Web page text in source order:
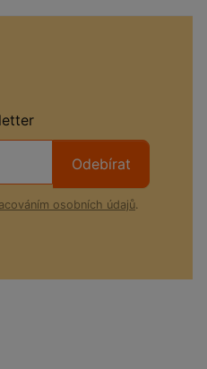
Odebírat
osobních údajů.